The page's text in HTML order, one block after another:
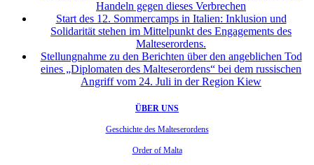
Handeln gegen dieses Verbrechen
Start des 12. Sommercamps in Italien: Inklusion und
Solidarität stehen im Mittelpunkt des Engagements des
Malteserordens.
Stellungnahme zu den Berichten über den angeblichen Tod
eines „Diplomaten des Malteserordens“ bei dem russischen
Angriff vom 24. Juli in der Region Kiew
ÜBER UNS
Geschichte des Malteserordens
Order of Malta